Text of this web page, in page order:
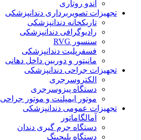
اندو روتاری
تجهیزات تصویربرداری دندانپزشکی
تاریکخانه دندانپزشکی
رادیوگرافی دندانپزشکی
سنسور RVG
فسفرپلیت دندانپزشکی
مانیتور و دوربین داخل دهانی
تجهیزات جراحی دندانپزشکی
الکتروسرجری
دستگاه پیزوسرجری
موتور ایمپلنت و موتور جراحی
تجهیزات عمومی دندانپزشکی
آمالگاماتور
دستگاه جرم گیری دندان
دستگاه بلیچینگ